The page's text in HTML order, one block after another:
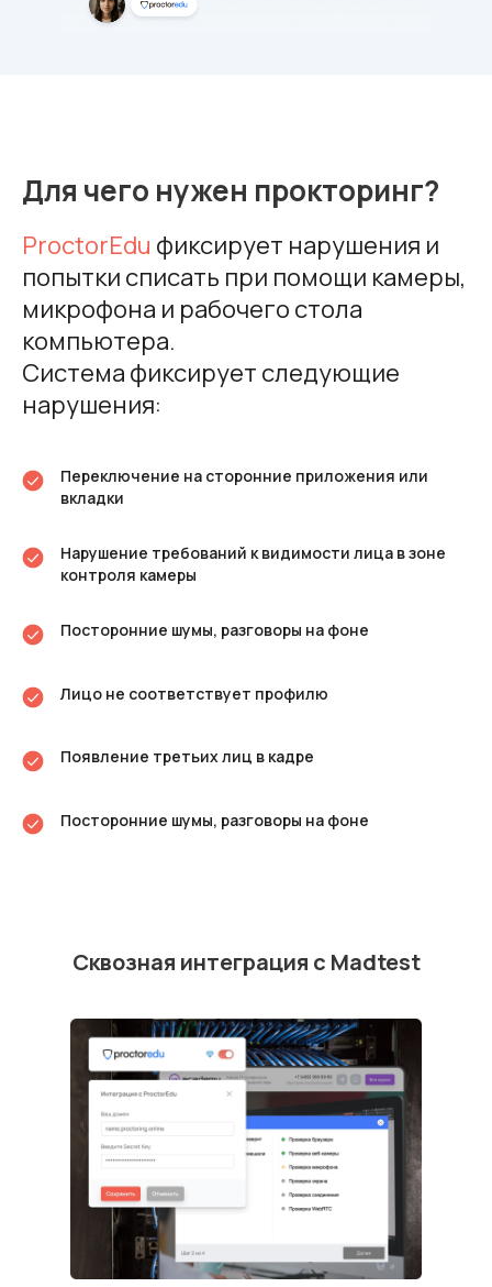
Для чего нужен прокторинг?
ProctorEdu фиксирует нарушения и
попытки списать при помощи камеры,
микрофона и рабочего стола
компьютера.
Система фиксирует следующие
нарушения:
Переключение на сторонние приложения или
вкладки
Нарушение требований к видимости лица в зоне
контроля камеры
Посторонние шумы, разговоры на фоне
Лицо не соответствует профилю
Появление третьих лиц в кадре
Посторонние шумы, разговоры на фоне
Сквозная интеграция с Madtest